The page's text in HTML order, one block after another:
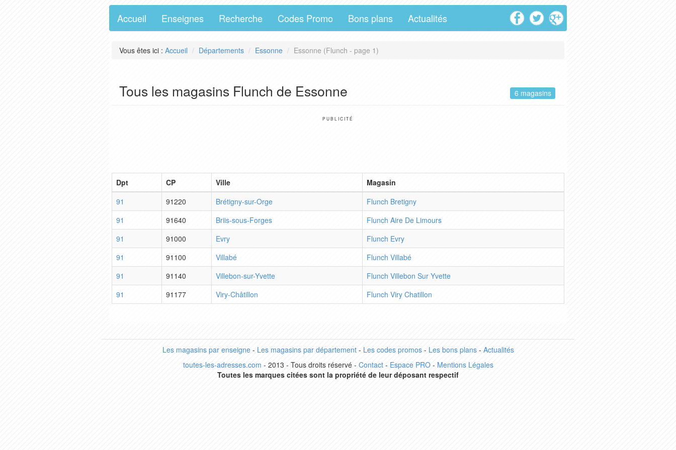
Accueil Enseignes Recherche Codes Promo Bons plans Actualités
Vous êtes ici : Accueil Départements Essonne Essonne (Flunch - page 1)
Tous les magasins Flunch de Essonne 6 magasins
PUBLICITÉ
Dpt CP Ville
Magasin
91
91220 Brétigny-sur-Orge
Flunch Bretigny
91
91640 Briis-sous-Forges
Flunch Aire De Limours
91
91000 Evry
Flunch Evry
91
91100 Villabé
Flunch Villabé
91
91140 Villebon-sur-Yvette
Flunch Villebon Sur Yvette
91
91177 Viry-Châtillon Flunch Viry Chatillon
Les magasins par enseigne- Les magasins par département- Les codes promos- Les bons plans- Actualités
toutes-les-adresses.com - 2013 - Tous droits réservé - Contact- Espace PRO- Mentions Légales
Toutes les marques citées sont la propriété de leur déposant respectif